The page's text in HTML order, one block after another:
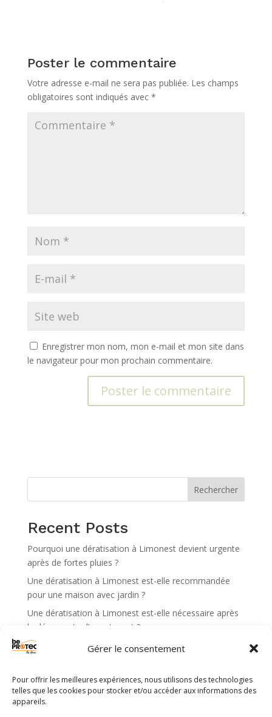
Gérer le consentement
Pour offrir les meilleures expériences, nous utilisons des technologies
telles que les cookies pour stocker et/ou accéder aux informations des
appareils.
Poster le commentaire
Votre adresse e-mail ne sera pas publiée. Les champs
obligatoires sont indiqués avec *
Enregistrer mon nom, mon e-mail et mon site dans
le navigateur pour mon prochain commentaire.
e
:
Rechercher
Recent Posts
Pourquoi une dératisation à Limonest devient urgente
après de fortes pluies ?
Une dératisation à Limonest est-elle recommandée
pour une maison avec jardin ?
Une dératisation à Limonest est-elle nécessaire après
la découverte d’un rat mort ?
Que faire si la dératisation à Limonest n’a pas éliminé
Quand faut-il demander une dératisation à Limonest
en urgence ?